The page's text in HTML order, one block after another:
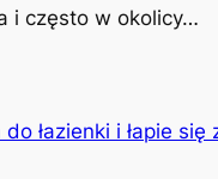
i często w okolicy…